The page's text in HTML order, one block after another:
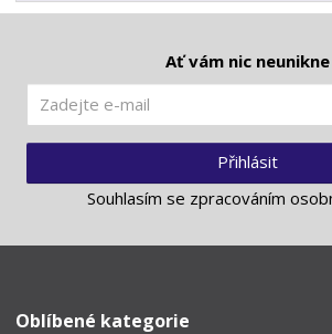
Ať vám nic neunikne
Přihlásit
Souhlasím se zpracováním
Oblíbené kategorie